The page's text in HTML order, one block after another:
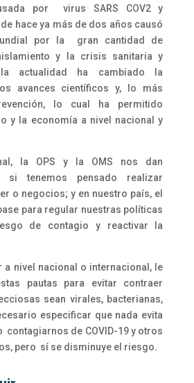
por virus SARS COV2 y
hace ya más de dos años causó
por la gran cantidad de
y la crisis sanitaria y
actualidad ha cambiado la
avances científicos y, lo más
lo cual ha permitido
y la economía a nivel nacional y
la OPS y la OMS nos dan
si tenemos pensado realizar
o negocios; y en nuestro país, el
para regular nuestras políticas
de contagio y reactivar la
a nivel nacional o internacional, le
pautas para evitar contraer
sean virales, bacterianas,
especificar que nada evita
contagiarnos de COVID-19 y otros
pero sí se disminuye el riesgo.